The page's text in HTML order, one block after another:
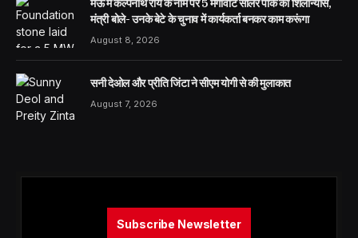
मऊ में कल्पनाथ राय के नाम पर 5 मेगावाट सोलर पार्क का शिलान्यास,
मंत्री बोले- उनके बेटे के चुनाव में कार्यकर्ता बनकर काम करूंगा
August 8, 2026
सनी देओल और प्रीति जिंटा ने सीएम योगी से की मुलाकात
August 7, 2026
Subscribe Newsletter